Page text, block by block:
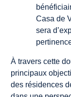
Casa de
sera
À travers cette
principaux
des résidences